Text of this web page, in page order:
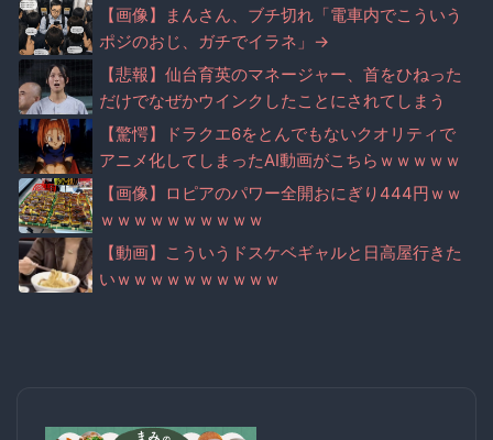
【画像】まんさん、ブチ切れ「電車内でこういう
ポジのおじ、ガチでイラネ」→
【悲報】仙台育英のマネージャー、首をひねった
だけでなぜかウインクしたことにされてしまう
【驚愕】ドラクエ6をとんでもないクオリティで
アニメ化してしまったAI動画がこちらｗｗｗｗｗ
【画像】ロピアのパワー全開おにぎり444円ｗｗ
ｗｗｗｗｗｗｗｗｗｗ
【動画】こういうドスケベギャルと日高屋行きた
いｗｗｗｗｗｗｗｗｗｗ